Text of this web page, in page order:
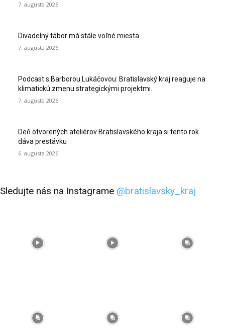
7. augusta 2026
Divadelný tábor má stále voľné miesta
7. augusta 2026
Podcast s Barborou Lukáčovou: Bratislavský kraj reaguje na
klimatickú zmenu strategickými projektmi.
7. augusta 2026
Deň otvorených ateliérov Bratislavského kraja si tento rok
dáva prestávku
6. augusta 2026
Sledujte nás na Instagrame @bratislavsky_kraj